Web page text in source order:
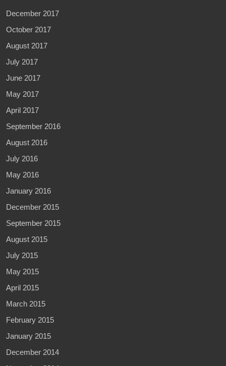
December 2017
October 2017
August 2017
July 2017
June 2017
May 2017
April 2017
September 2016
August 2016
July 2016
May 2016
January 2016
December 2015
September 2015
August 2015
July 2015
May 2015
April 2015
March 2015
February 2015
January 2015
December 2014